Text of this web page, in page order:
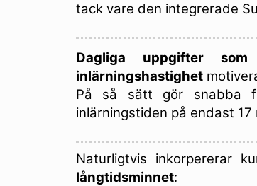
tack vare den integrerade
Dagliga uppgifter
inlärningshastighet
På så sätt gör snabba
inlärningstiden på endast
Naturligtvis inkorpererar
långtidsminnet: